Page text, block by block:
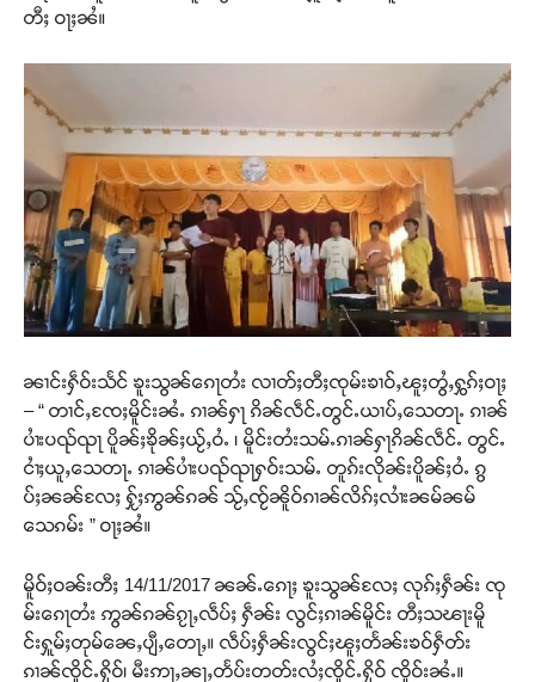
တီႈ ဝႃႈၼႆ။
ၼၢင်းႁဵဝ်းသႅင် ၶူးသွၼ်ၵေႃတႆး လၢတ်ႈတီႈၸုမ်းၶၢဝ်ႇၽူႈတွႆႇႁွၵ်ႈဝႃႈ
– “ တၢင်ႇၸႄႈမိူင်းၼႆႉ ၵၢၼ်ႁႃ ၵိၼ်လဵင်ႉတွင်ႉယၢပ်ႇသေတႃႉ ၵၢၼ်
ပၢႆးပၺ်ၺႃ ပိူၼ်ႈၶိုၼ်ႈယႂ်ႇဝႆႉ ၊ မိူင်းတႆးသမ်ႉၵၢၼ်ႁႃၵိၼ်လဵင်ႉ တွင်ႉ
ငၢႆႈယူႇသေတႃႉ ၵၢၼ်ပၢႆးပၺ်ၺႃႁဝ်းသမ်ႉ တူၵ်းလိုၼ်းပိူၼ်ႈဝႆႉ ၵွ
ပ်ႈၼၼ်လႄႈ ႁႂ်ႈဢွၼ်ၵၼ် သႂ်ႇၸႂ်ၼိူဝ်ၵၢၼ်လိၵ်ႈလၢႆးၼမ်ၼမ်
သေၵမ်း ” ဝႃႈၼႆ။
မိူဝ်ႈဝၼ်းတီႈ 14/11/2017 ၼၼ်ႉၵေႃႈ ၶူးသွၼ်လႄႈ လုၵ်ႈႁဵၼ်း ၸု
မ်းၵေႃတႆး ဢွၼ်ၵၼ်ၵႂႃႇလဵပ်ႈ ႁဵၼ်း လွင်ႈၵၢၼ်မိူင်း တီႈသၽႃးမိူ
င်းႁူမ်ႈတုမ်ၼေႇပျီႇတေႃႇ။ လဵပ်ႈႁဵၼ်းလွင်ႈၽူႈတႅၼ်းၶဝ်ႁဵတ်း
ၵၢၼ်ၸိူင်ႉႁိုဝ်၊ မီးဢႃႇၼႃႇတႅပ်းတတ်းလႆႈၸိူင်ႉႁိုဝ် ၸိူဝ်းၼႆႉ။